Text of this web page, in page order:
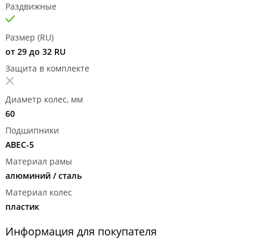
Раздвижные
Размер (RU)
от 29 до 32 RU
Защита в комплекте
Диаметр колес, мм
60
Подшипники
ABEC-5
Материал рамы
алюминий / сталь
Материал колес
пластик
Информация для покупателя